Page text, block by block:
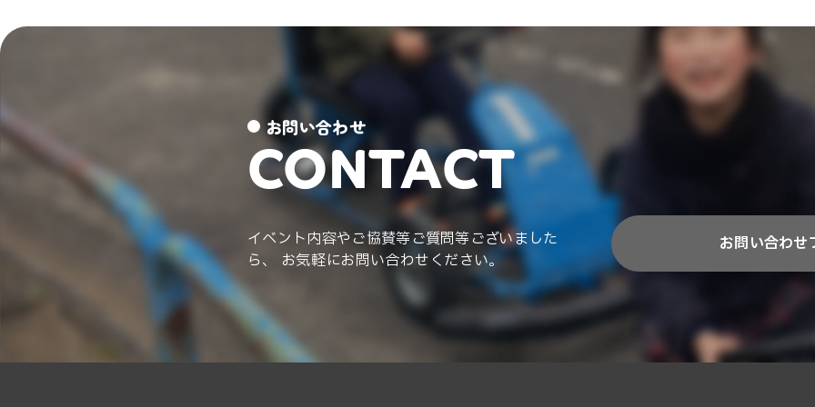
お問い合わせ
CONTACT
イベント内容やご協賛等ご質問等ございました
ら、 お気軽にお問い合わせください。
お問い合わせ